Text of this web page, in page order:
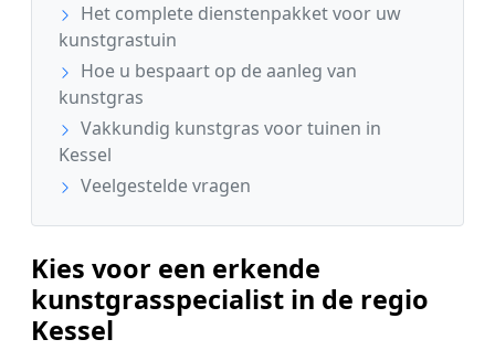
Het complete dienstenpakket voor uw
kunstgrastuin
Hoe u bespaart op de aanleg van
kunstgras
Vakkundig kunstgras voor tuinen in
Kessel
Veelgestelde vragen
Kies voor een erkende
kunstgrasspecialist in de regio
Kessel